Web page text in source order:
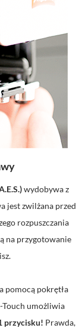
wydobywa z
jest zwilżana przed
rozpuszczania
na przygotowanie
pomocą pokrętła
Touch umożliwia
przycisku! Prawda,